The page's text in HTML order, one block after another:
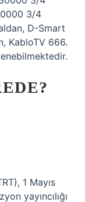
3/4
D-Smart
KabloTV 666.
1 Mayıs
yayıncılığı